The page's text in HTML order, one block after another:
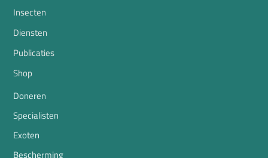
Insecten
Diensten
Publicaties
Shop
Doneren
Specialisten
Exoten
Bescherming